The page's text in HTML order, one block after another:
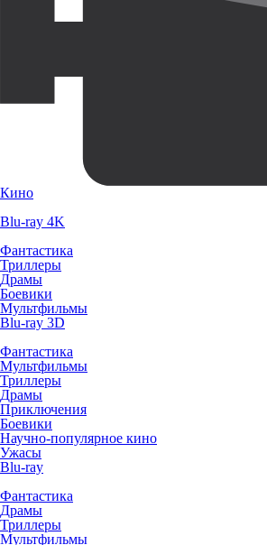
Кино
Blu-ray 4K
Фантастика
Триллеры
Драмы
Боевики
Мультфильмы
Blu-ray 3D
Фантастика
Мультфильмы
Триллеры
Драмы
Приключения
Боевики
Научно-популярное кино
Ужасы
Blu-ray
Фантастика
Драмы
Триллеры
Мультфильмы